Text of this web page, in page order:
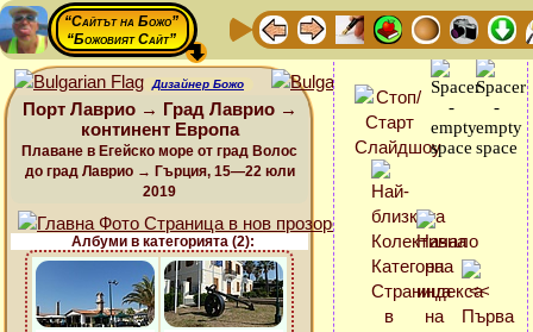
“Сайтът на Божо”
“Божовият Сайт”
Дизайнер Божо
Порт Лаврио → Град Лаврио →
континент Европа
Плаване в Егейско море от град Волос
до град Лаврио → Гърция, 15—22 юли
2019
Албуми в категорията (2):